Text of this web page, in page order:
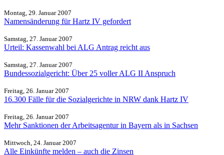
Montag, 29. Januar 2007
Namensänderung für Hartz IV gefordert
Samstag, 27. Januar 2007
Urteil: Kassenwahl bei ALG Antrag reicht aus
Samstag, 27. Januar 2007
Bundessozialgericht: Über 25 voller ALG II Anspruch
Freitag, 26. Januar 2007
16.300 Fälle für die Sozialgerichte in NRW dank Hartz IV
Freitag, 26. Januar 2007
Mehr Sanktionen der Arbeitsagentur in Bayern als in Sachsen
Mittwoch, 24. Januar 2007
Alle Einkünfte melden – auch die Zinsen